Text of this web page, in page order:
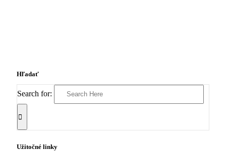
Hľadať
Search for:
Užitočné linky